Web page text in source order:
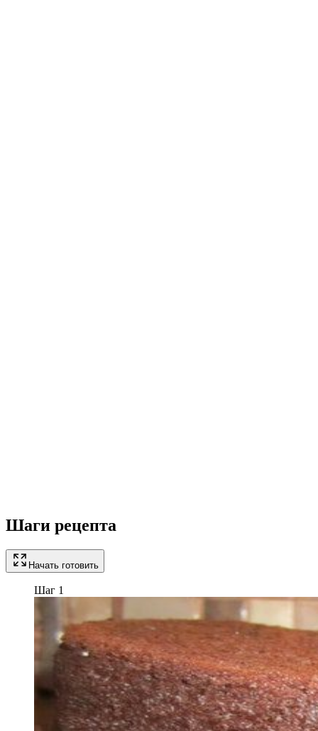
Шаги рецепта
Начать готовить
Шаг 1